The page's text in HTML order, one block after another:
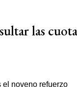
las